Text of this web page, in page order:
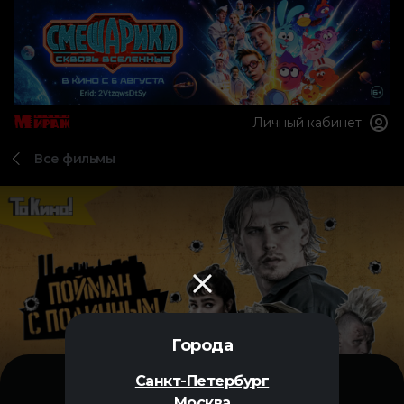
Города
Санкт-Петербург
Личный кабинет
Все фильмы